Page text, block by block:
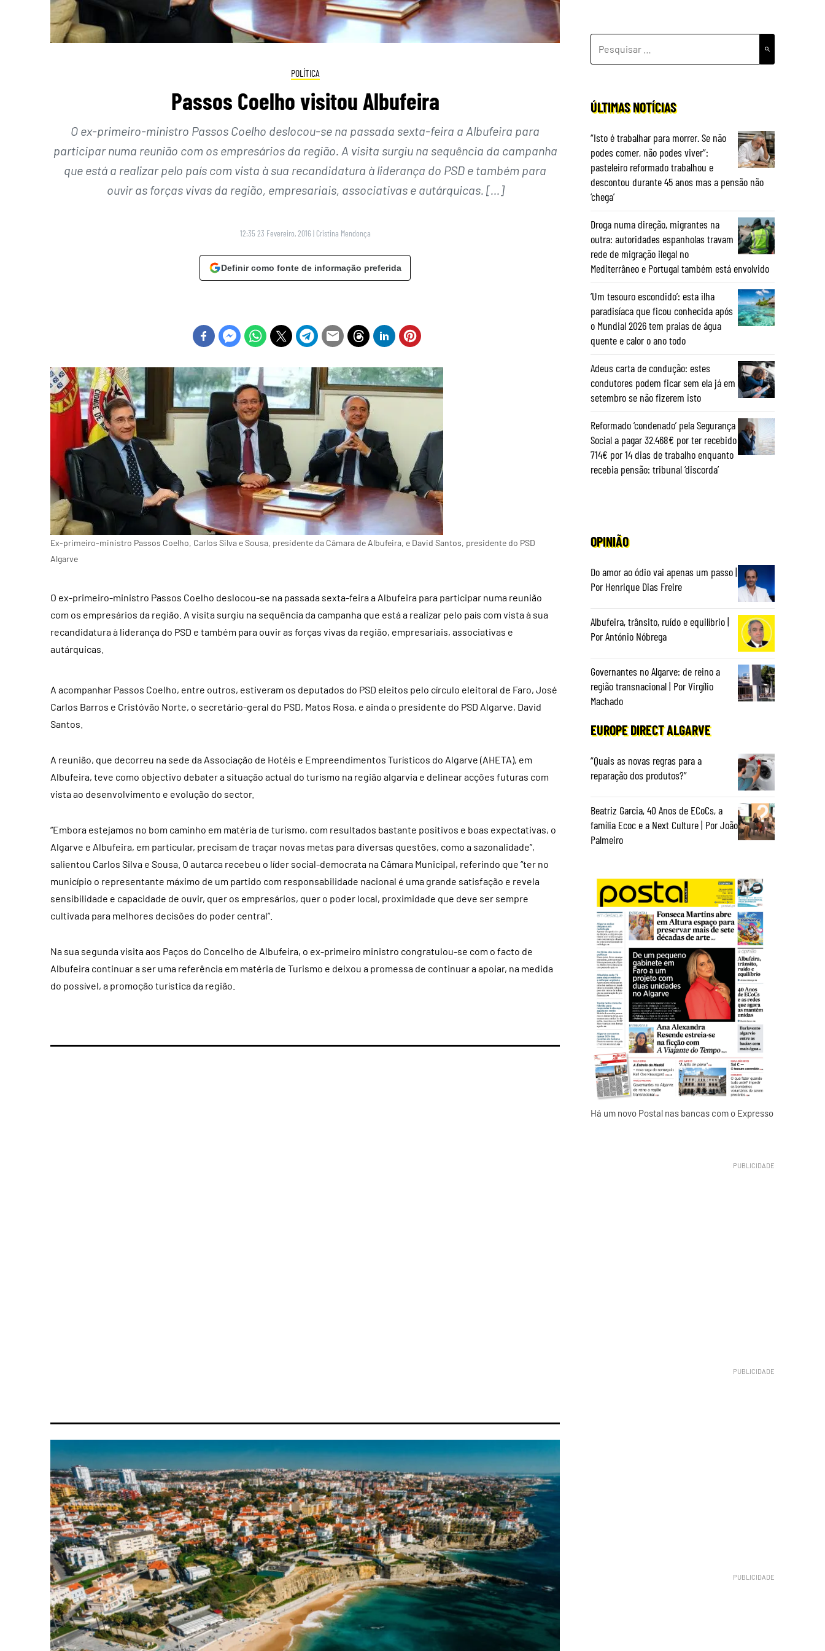
POLÍTICA
Passos Coelho visitou Albufeira
O ex-primeiro-ministro Passos Coelho deslocou-se na passada sexta-feira a Albufeira para
participar numa reunião com os empresários da região. A visita surgiu na sequência da campanha
que está a realizar pelo país com vista à sua recandidatura à liderança do PSD e também para
ouvir as forças vivas da região, empresariais, associativas e autárquicas. […]
12:35 23 Fevereiro, 2016 | Cristina Mendonça
Definir como fonte de informação preferida
Ex-primeiro-ministro Passos Coelho, Carlos Silva e Sousa, presidente da Câmara de Albufeira, e David Santos, presidente do PSD
Algarve
O ex-primeiro-ministro Passos Coelho deslocou-se na passada sexta-feira a Albufeira para participar numa reunião
com os empresários da região. A visita surgiu na sequência da campanha que está a realizar pelo país com vista à sua
recandidatura à liderança do PSD e também para ouvir as forças vivas da região, empresariais, associativas e
autárquicas.
A acompanhar Passos Coelho, entre outros, estiveram os deputados do PSD eleitos pelo círculo eleitoral de Faro, José
Carlos Barros e Cristóvão Norte, o secretário-geral do PSD, Matos Rosa, e ainda o presidente do PSD Algarve, David
Santos.
A reunião, que decorreu na sede da Associação de Hotéis e Empreendimentos Turísticos do Algarve (AHETA), em
Albufeira, teve como objectivo debater a situação actual do turismo na região algarvia e delinear acções futuras com
vista ao desenvolvimento e evolução do sector.
“Embora estejamos no bom caminho em matéria de turismo, com resultados bastante positivos e boas expectativas, o
Algarve e Albufeira, em particular, precisam de traçar novas metas para diversas questões, como a sazonalidade”,
salientou Carlos Silva e Sousa. O autarca recebeu o líder social-democrata na Câmara Municipal, referindo que “ter no
município o representante máximo de um partido com responsabilidade nacional é uma grande satisfação e revela
sensibilidade e capacidade de ouvir, quer os empresários, quer o poder local, proximidade que deve ser sempre
cultivada para melhores decisões do poder central”.
Na sua segunda visita aos Paços do Concelho de Albufeira, o ex-primeiro ministro congratulou-se com o facto de
Albufeira continuar a ser uma referência em matéria de Turismo e deixou a promessa de continuar a apoiar, na medida
do possível, a promoção turística da região.
POR:
ÚLTIMAS NOTÍCIAS
“Isto é trabalhar para morrer. Se não
podes comer, não podes viver”:
pasteleiro reformado trabalhou e
descontou durante 45 anos mas a pensão não
‘chega’
Droga numa direção, migrantes na
outra: autoridades espanholas travam
rede de migração ilegal no
Mediterrâneo e Portugal também está envolvido
‘Um tesouro escondido’: esta ilha
paradisíaca que ficou conhecida após
o Mundial 2026 tem praias de água
quente e calor o ano todo
Adeus carta de condução: estes
condutores podem ficar sem ela já em
setembro se não fizerem isto
Reformado ‘condenado’ pela Segurança
Social a pagar 32.468€ por ter recebido
714€ por 14 dias de trabalho enquanto
recebia pensão: tribunal ‘discorda’
OPINIÃO
Do amor ao ódio vai apenas um passo |
Por Henrique Dias Freire
Albufeira, trânsito, ruído e equilíbrio |
Por António Nóbrega
Governantes no Algarve: de reino a
região transnacional | Por Virgílio
Machado
EUROPE DIRECT ALGARVE
“Quais as novas regras para a
reparação dos produtos?”
Beatriz Garcia, 40 Anos de ECoCs, a
família Ecoc e a Next Culture | Por João
Palmeiro
Há um novo Postal nas bancas com o Expresso